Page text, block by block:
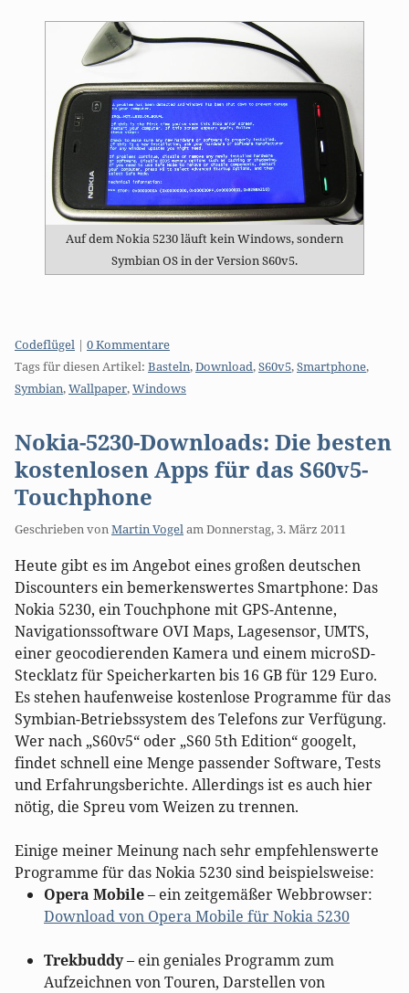
Auf dem Nokia 5230 läuft kein Windows, sondern
Symbian OS in der Version S60v5.
Kategorien:
Codeflügel | 0 Kommentare
Tags für diesen Artikel: Basteln,Download,S60v5,Smartphone,
Symbian,Wallpaper,Windows
Nokia-5230-Downloads: Die besten
kostenlosen Apps für das S60v5-
Touchphone
Geschrieben vonMartin VogelamDonnerstag, 3. März 2011
Heute gibt es im Angebot eines großen deutschen
Discounters ein bemerkenswertes Smartphone: Das
Nokia 5230, ein Touchphone mit GPS-Antenne,
Navigationssoftware OVI Maps, Lagesensor, UMTS,
einer geocodierenden Kamera und einem microSD-
Stecklatz für Speicherkarten bis 16 GB für 129 Euro.
Es stehen haufenweise kostenlose Programme für das
Symbian-Betriebssystem des Telefons zur Verfügung.
Wer nach „S60v5“ oder „S60 5th Edition“ googelt,
findet schnell eine Menge passender Software, Tests
und Erfahrungsberichte. Allerdings ist es auch hier
nötig, die Spreu vom Weizen zu trennen.
Einige meiner Meinung nach sehr empfehlenswerte
Programme für das Nokia 5230 sind beispielsweise:
Opera Mobile– ein zeitgemäßer Webbrowser:
Download von Opera Mobile für Nokia 5230
Trekbuddy– ein geniales Programm zum
Aufzeichnen von Touren, Darstellen von